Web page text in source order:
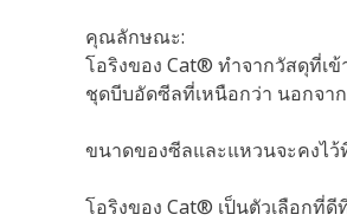
คุณลักษณะ:
โอริงของ Cat® ทำจากวัสดุที่เ
ชุดบีบอัดซีลที่เหนือกว่า นอกจา
ขนาดของซีลและแหวนจะคงไว้
โอริงของ Cat® เป็นตัวเลือกที่